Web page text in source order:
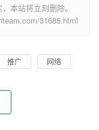
本站将立刻删除。
31685.html
推广 网络